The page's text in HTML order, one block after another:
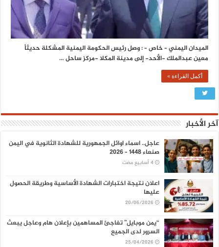
الميدان اليمني – خاص – : وصل رئيس الحكومة اليمنية المشكلة حديثاً
معين عبدالملك -الأحد- إلى مدينة المكلا -مركز ساحل …
أكمل القراءة »
آخر الأخبار
عاجل.. اسماء اوائل الجمهورية للشهادة الثانوية في اليمن
صنعاء 1448 – 2026
اعلان نتيجة اختبارات الشهادة الأساسية وطريقة الحصول
عليها
20/06/2026
“يمن موبايل” تفاجئ المساهمين بإعلان هام وعاجل يبعث
السرور لدى الجميع
25/04/2026